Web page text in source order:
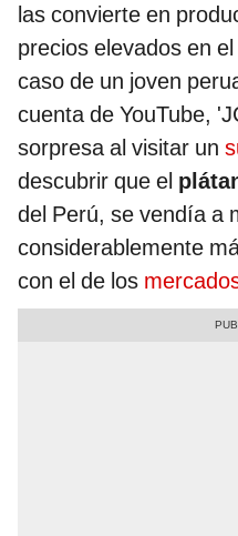
las convierte en
precios elevados en
caso de un joven
cuenta de YouTube,
sorpresa al visitar un
descubrir que el
del Perú, se vendía a
considerablemente
con el de los